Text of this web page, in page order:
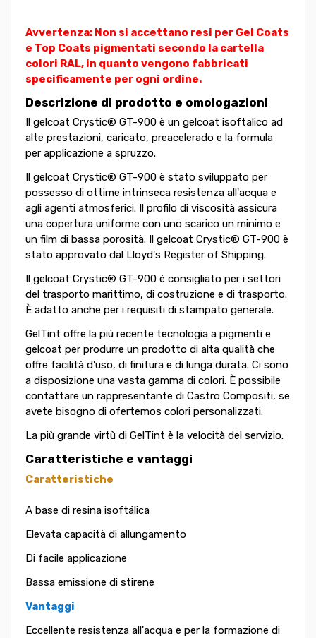
Avvertenza: Non si accettano resi per Gel Coats
e Top Coats pigmentati secondo la cartella
colori RAL, in quanto vengono fabbricati
specificamente per ogni ordine.
Descrizione di prodotto e omologazioni
Il gelcoat Crystic® GT-900 è un gelcoat isoftalico ad
alte prestazioni, caricato, preacelerado e la formula
per applicazione a spruzzo.
Il gelcoat Crystic® GT-900 è stato sviluppato per
possesso di ottime intrinseca resistenza all'acqua e
agli agenti atmosferici. Il profilo di viscosità assicura
una copertura uniforme con uno scarico un minimo e
un film di bassa porosità. Il gelcoat Crystic® GT-900 è
stato approvato dal Lloyd's Register of Shipping.
Il gelcoat Crystic® GT-900 è consigliato per i settori
del trasporto marittimo, di costruzione e di trasporto.
È adatto anche per i requisiti di stampato generale.
GelTint offre la più recente tecnologia a pigmenti e
gelcoat per produrre un prodotto di alta qualità che
offre facilità d'uso, di finitura e di lunga durata. Ci sono
a disposizione una vasta gamma di colori. È possibile
contattare un rappresentante di Castro Compositi, se
avete bisogno di ofertemos colori personalizzati.
La più grande virtù di GelTint è la velocità del servizio.
Caratteristiche e vantaggi
Caratteristiche
A base di resina isoftálica
Elevata capacità di allungamento
Di facile applicazione
Bassa emissione di stirene
Vantaggi
Eccellente resistenza all'acqua e per la formazione di